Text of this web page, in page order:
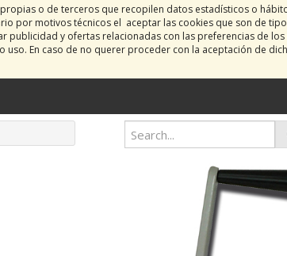
o de terceros que recopilen datos estadísticos o
por motivos técnicos el aceptar las cookies que son de
publicidad y ofertas relacionadas con las preferencias de
uso. En caso de no querer proceder con la aceptación de